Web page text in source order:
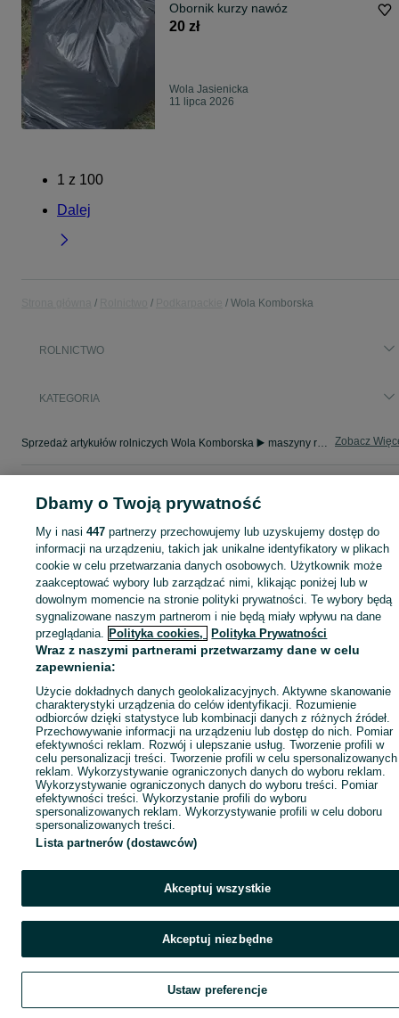
Obornik kurzy nawóz
20 zł
Wola Jasienicka
11 lipca 2026
1 z 100
Dalej
Wola Komborska
ROLNICTWO
KATEGORIA
Sprzedaż artykułów rolniczych Wola Komborska ▶️ maszyny rolnicze, produkty rolne i inne ✅ Nowe i używane w dobrych cenach ✌ Znajdź oferty na OLX.pl! Zobacz
Mapa miejscowości
Mapa ministron
Popularne wyszukiwania
Szukaj Obserwujesz Dodaj Czat
Dbamy o Twoją prywatność
My i nasi447 partnerzy przechowujemy lub uzyskujemy dostęp do
informacji na urządzeniu, takich jak unikalne identyfikatory w plikach
cookie w celu przetwarzania danych osobowych. Użytkownik może
zaakceptować wybory lub zarządzać nimi, klikając poniżej lub w
dowolnym momencie na stronie polityki prywatności. Te wybory będą
sygnalizowane naszym partnerom i nie będą miały wpływu na dane
przeglądania. Polityka cookies, Polityka Prywatności
Wraz z naszymi partnerami przetwarzamy dane w celu
zapewnienia:
Użycie dokładnych danych geolokalizacyjnych. Aktywne skanowanie
charakterystyki urządzenia do celów identyfikacji. Rozumienie
odbiorców dzięki statystyce lub kombinacji danych z różnych źródeł.
Przechowywanie informacji na urządzeniu lub dostęp do nich. Pomiar
efektywności reklam. Rozwój i ulepszanie usług. Tworzenie profili w
celu personalizacji treści. Tworzenie profili w celu spersonalizowanych
reklam. Wykorzystywanie ograniczonych danych do wyboru reklam.
Wykorzystywanie ograniczonych danych do wyboru treści. Pomiar
efektywności treści. Wykorzystanie profili do wyboru
spersonalizowanych reklam. Wykorzystywanie profili w celu doboru
spersonalizowanych treści.
Lista partnerów (dostawców)
Akceptuj wszystkie
Akceptuj niezbędne
Ustaw preferencje